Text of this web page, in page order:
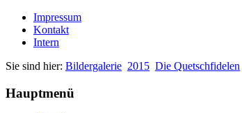
Impressum
Kontakt
Intern
Sie sind hier: Bildergalerie 2015 Die Quetschfidelen
Hauptmenü